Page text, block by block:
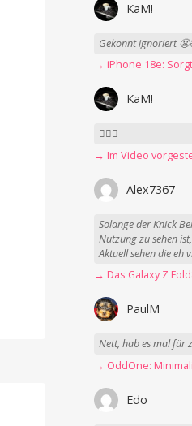
KaM!
Gekonnt ignoriert
KaM!
👍🏻🤣
Alex7367
Solange der Knick
Nutzung zu sehen
Aktuell sehen die eh
PaulM
Nett, hab es mal für
Edo